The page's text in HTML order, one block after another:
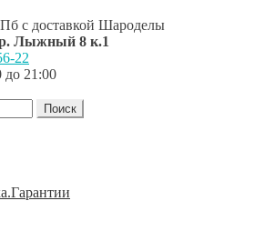
с доставкой Шароделы
Лыжный 8 к.1
22
до 21:00
Поиск